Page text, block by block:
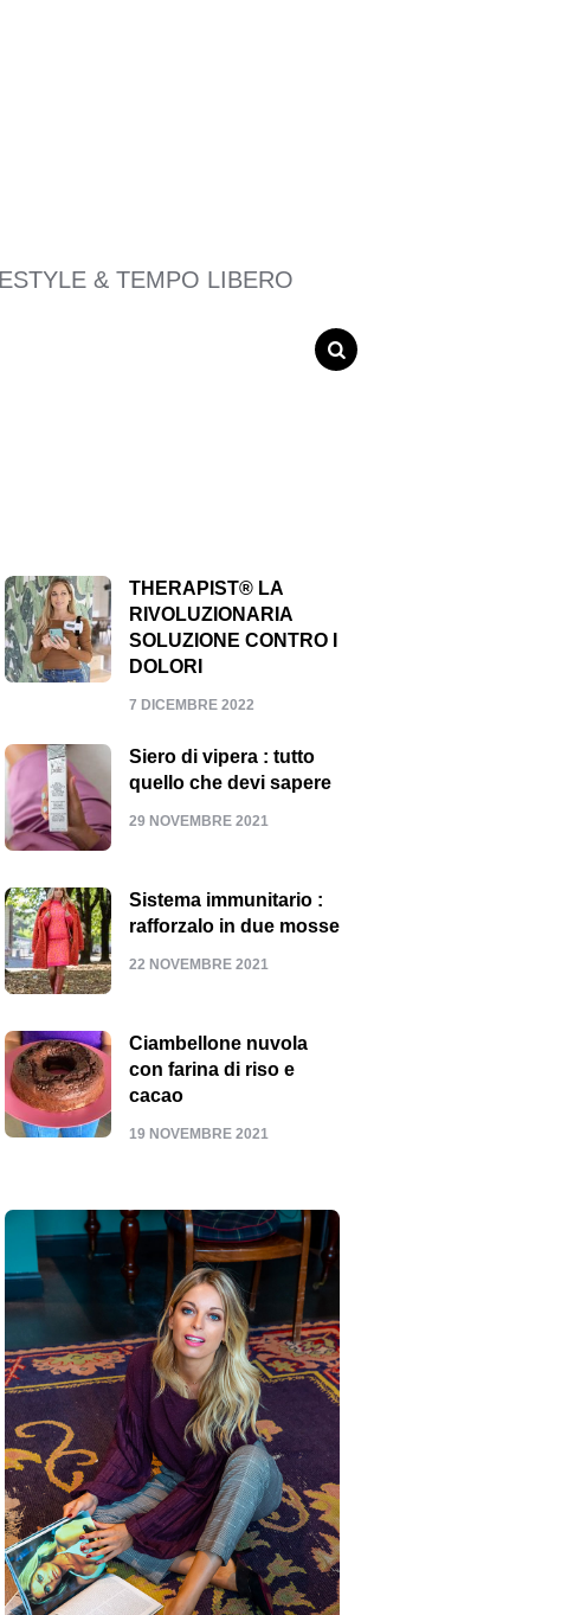
& TEMPO LIBERO
THERAPIST® LA
RIVOLUZIONARIA
SOLUZIONE CONTRO I
DOLORI
7 DICEMBRE 2022
Siero di vipera : tutto
quello che devi sapere
29 NOVEMBRE 2021
Sistema immunitario :
rafforzalo in due mosse
22 NOVEMBRE 2021
Ciambellone nuvola
con farina di riso e
cacao
19 NOVEMBRE 2021